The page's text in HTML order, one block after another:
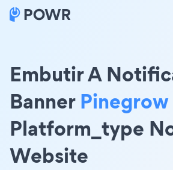
Embutir A
BannerPinegrow
Platform_type
Website